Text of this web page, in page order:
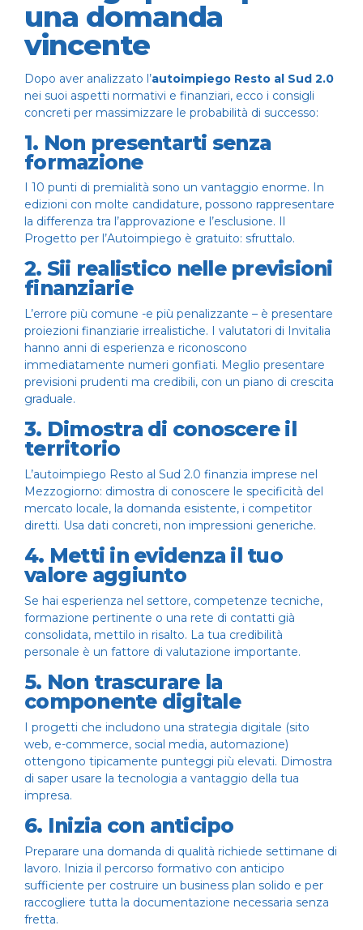
una domanda
vincente
Dopo aver analizzato l’autoimpiego Resto al Sud 2.0
nei suoi aspetti normativi e finanziari, ecco i consigli
concreti per massimizzare le probabilità di successo:
1. Non presentarti senza
formazione
I 10 punti di premialità sono un vantaggio enorme. In
edizioni con molte candidature, possono rappresentare
la differenza tra l’approvazione e l’esclusione. Il
Progetto per l’Autoimpiego è gratuito: sfruttalo.
2. Sii realistico nelle previsioni
finanziarie
L’errore più comune -e più penalizzante – è presentare
proiezioni finanziarie irrealistiche. I valutatori di Invitalia
hanno anni di esperienza e riconoscono
immediatamente numeri gonfiati. Meglio presentare
previsioni prudenti ma credibili, con un piano di crescita
graduale.
3. Dimostra di conoscere il
territorio
L’autoimpiego Resto al Sud 2.0 finanzia imprese nel
Mezzogiorno: dimostra di conoscere le specificità del
mercato locale, la domanda esistente, i competitor
diretti. Usa dati concreti, non impressioni generiche.
4. Metti in evidenza il tuo
valore aggiunto
Se hai esperienza nel settore, competenze tecniche,
formazione pertinente o una rete di contatti già
consolidata, mettilo in risalto. La tua credibilità
personale è un fattore di valutazione importante.
5. Non trascurare la
componente digitale
I progetti che includono una strategia digitale (sito
web, e-commerce, social media, automazione)
ottengono tipicamente punteggi più elevati. Dimostra
di saper usare la tecnologia a vantaggio della tua
impresa.
6. Inizia con anticipo
Preparare una domanda di qualità richiede settimane di
lavoro. Inizia il percorso formativo con anticipo
sufficiente per costruire un business plan solido e per
raccogliere tutta la documentazione necessaria senza
fretta.